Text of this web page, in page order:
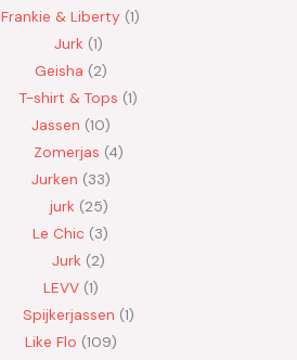
Frankie & Liberty 1
Jurk 1
Geisha 2
T-shirt & Tops 1
Jassen 10
Zomerjas 4
Jurken 33
jurk 25
Le Chic 3
Jurk 2
LEVV 1
Spijkerjassen 1
Like Flo 109